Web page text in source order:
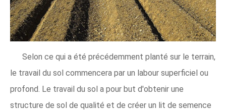
Selon ce qui a été précédemment planté sur le terrain,
le travail du sol commencera par un labour superficiel ou
profond. Le travail du sol a pour but d'obtenir une
structure de sol de qualité et de créer un lit de semence